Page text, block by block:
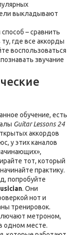
выкладывают
– сравнить
где все аккорды
воспользоваться
звучание
обучение, есть
Guitar Lessons 24
аккордов
у этих каналов
тот, который
практику.
попробуйте
. Они
нот и
тренировок.
метроном,
одном месте.